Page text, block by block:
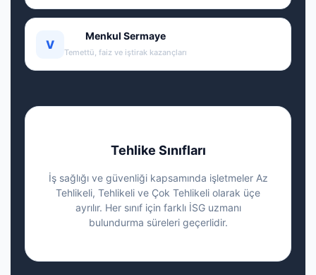
V
Menkul Sermaye
Temettü, faiz ve iştirak kazançları
Tehlike Sınıfları
İş sağlığı ve güvenliği kapsamında işletmeler Az
Tehlikeli, Tehlikeli ve Çok Tehlikeli olarak üçe
ayrılır. Her sınıf için farklı İSG uzmanı
bulundurma süreleri geçerlidir.